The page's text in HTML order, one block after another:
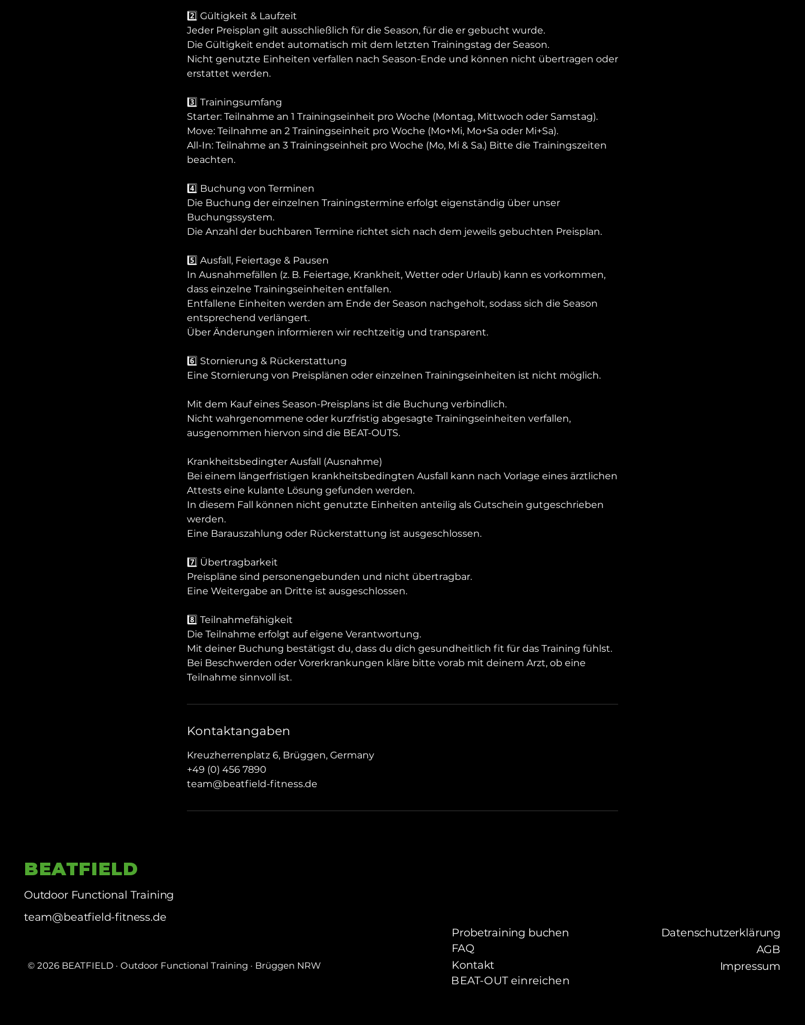
2️⃣ Gültigkeit & Laufzeit
Jeder Preisplan gilt ausschließlich für die Season, für die er gebucht wurde.
Die Gültigkeit endet automatisch mit dem letzten Trainingstag der Season.
Nicht genutzte Einheiten verfallen nach Season-Ende und können nicht übertragen oder
erstattet werden.
3️⃣ Trainingsumfang
Starter: Teilnahme an 1 Trainingseinheit pro Woche (Montag, Mittwoch oder Samstag).
Move: Teilnahme an 2 Trainingseinheit pro Woche (Mo+Mi, Mo+Sa oder Mi+Sa).
All-In: Teilnahme an 3 Trainingseinheit pro Woche (Mo, Mi & Sa.) Bitte die Trainingszeiten
beachten.
4️⃣ Buchung von Terminen
Die Buchung der einzelnen Trainingstermine erfolgt eigenständig über unser
Buchungssystem.
Die Anzahl der buchbaren Termine richtet sich nach dem jeweils gebuchten Preisplan.
5️⃣ Ausfall, Feiertage & Pausen
In Ausnahmefällen (z. B. Feiertage, Krankheit, Wetter oder Urlaub) kann es vorkommen,
dass einzelne Trainingseinheiten entfallen.
Entfallene Einheiten werden am Ende der Season nachgeholt, sodass sich die Season
entsprechend verlängert.
Über Änderungen informieren wir rechtzeitig und transparent.
6️⃣ Stornierung & Rückerstattung
Eine Stornierung von Preisplänen oder einzelnen Trainingseinheiten ist nicht möglich.
Mit dem Kauf eines Season-Preisplans ist die Buchung verbindlich.
Nicht wahrgenommene oder kurzfristig abgesagte Trainingseinheiten verfallen,
ausgenommen hiervon sind die BEAT-OUTS.
Krankheitsbedingter Ausfall (Ausnahme)
Bei einem längerfristigen krankheitsbedingten Ausfall kann nach Vorlage eines ärztlichen
Attests eine kulante Lösung gefunden werden.
In diesem Fall können nicht genutzte Einheiten anteilig als Gutschein gutgeschrieben
werden.
Eine Barauszahlung oder Rückerstattung ist ausgeschlossen.
7️⃣ Übertragbarkeit
Preispläne sind personengebunden und nicht übertragbar.
Eine Weitergabe an Dritte ist ausgeschlossen.
8️⃣ Teilnahmefähigkeit
Die Teilnahme erfolgt auf eigene Verantwortung.
Mit deiner Buchung bestätigst du, dass du dich gesundheitlich fit für das Training fühlst.
Bei Beschwerden oder Vorerkrankungen kläre bitte vorab mit deinem Arzt, ob eine
Teilnahme sinnvoll ist.
Kontaktangaben
Kreuzherrenplatz 6, Brüggen, Germany
+49 (0) 456 7890
team@beatfield-fitness.de
BEATFIELD
Outdoor Functional Training
team@beatfield-fitness.de
© 2026 BEATFIELD · Outdoor Functional Training · Brüggen NRW
Probetraining buchen
FAQ
Kontakt
BEAT-OUT einreichen
Datenschutzerklärung
AGB
Impressum